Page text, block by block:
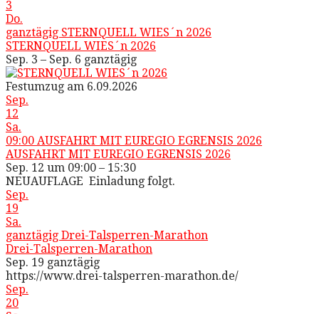
3
Do.
ganztägig STERNQUELL WIES´n 2026
STERNQUELL WIES´n 2026
Sep. 3 – Sep. 6 ganztägig
Festumzug am 6.09.2026
Sep.
12
Sa.
09:00 AUSFAHRT MIT EUREGIO EGRENSIS 2026
AUSFAHRT MIT EUREGIO EGRENSIS 2026
Sep. 12 um 09:00 – 15:30
NEUAUFLAGE Einladung folgt.
Sep.
19
Sa.
ganztägig Drei-Talsperren-Marathon
Drei-Talsperren-Marathon
Sep. 19 ganztägig
https://www.drei-talsperren-marathon.de/
Sep.
20